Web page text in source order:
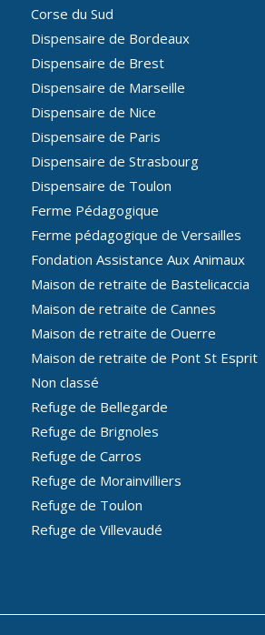
Corse du Sud
Dispensaire de Bordeaux
Dispensaire de Brest
Dispensaire de Marseille
Dispensaire de Nice
Dispensaire de Paris
Dispensaire de Strasbourg
Dispensaire de Toulon
Ferme Pédagogique
Ferme pédagogique de Versailles
Fondation Assistance Aux Animaux
Maison de retraite de Bastelicaccia
Maison de retraite de Cannes
Maison de retraite de Ouerre
Maison de retraite de Pont St Esprit
Non classé
Refuge de Bellegarde
Refuge de Brignoles
Refuge de Carros
Refuge de Morainvilliers
Refuge de Toulon
Refuge de Villevaudé